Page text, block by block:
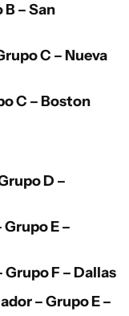
B – San
C – Nueva
C – Boston
D –
Grupo E –
Grupo F – Dallas
– Grupo E –